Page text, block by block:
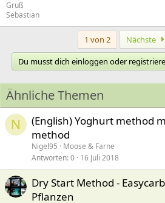
Gruß
Sebastian
1 von 2 Nächste
Du musst dich einloggen oder
Ähnliche Themen
N
(English) Yoghurt method
method
Nigel95
Moose & Farne
Antworten 0 16 Juli 2018
Dry Start Method -
Pflanzen